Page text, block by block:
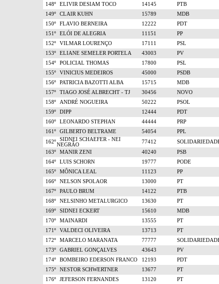
148º
ELIVIR DESIAM TOCO 14145
PTB
149º
CLAIR KUHN 15789
MDB
150º
FLAVIO BERNEIRA 12222
PDT
151º
ELÓI DE ALEGRIA 11151
PP
152º
VILMAR LOURENÇO 17111
PSL
153º
ELIANE SEMELER PORTELA 43003
PV
154º
POLICIAL THOMAS 17800
PSL
155º
VINICIUS MEDEIROS 45000
PSDB
156º
PATRICIA BAZOTTI ALBA 15715
MDB
157º
TIAGO JOSÉ ALBRECHT - TJ 30456
NOVO
158º
ANDRÉ NOGUEIRA 50222
PSOL
159º
DIPP 12444
PDT
160º
LEONARDO STEPHAN 44444
PRP
161º
GILBERTO BELTRAME 54054
PPL
162º
SIDNEI SCHAEFER - NEI
NEGRÃO
77412
163º
MANIR ZENI 40240
PSB
164º
LUIS SCHORN 19777
PODE
165º
MÔNICA LEAL 11123
PP
166º
NELSON SPOLAOR 13000
PT
167º
PAULO BRUM 14122
PTB
168º
NELSINHO METALURGICO 13630
PT
169º
SIDNEI ECKERT 15610
MDB
170º
MAINARDI 13555
PT
171º
VALDECI OLIVEIRA 13713
PT
172º
MARCELO MARANATA 77777
173º
GABRIEL GONÇALVES 43643
PV
174º
BOMBEIRO EDERSON FRANCO 12193
PDT
175º
NESTOR SCHWERTNER 13677
PT
176º
JEFERSON FERNANDES 13120
PT